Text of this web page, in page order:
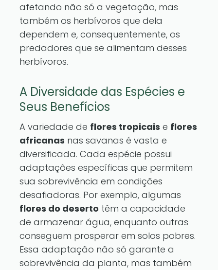
afetando não só a vegetação, mas
também os herbívoros que dela
dependem e, consequentemente, os
predadores que se alimentam desses
herbívoros.
A Diversidade das Espécies e
Seus Benefícios
A variedade de flores tropicais e flores
africanas nas savanas é vasta e
diversificada. Cada espécie possui
adaptações específicas que permitem
sua sobrevivência em condições
desafiadoras. Por exemplo, algumas
flores do deserto têm a capacidade
de armazenar água, enquanto outras
conseguem prosperar em solos pobres.
Essa adaptação não só garante a
sobrevivência da planta, mas também